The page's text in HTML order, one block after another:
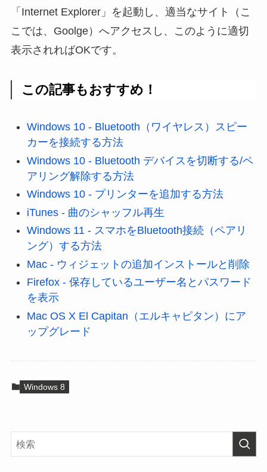
「Internet Explorer」を起動し、適当なサイト（こ
こでは、Goolge）へアクセスし、このように適切
表示されればOKです。
この記事もおすすめ！
Windows 10 - Bluetooth（ワイヤレス）スピー
カーを接続する方法
Windows 10 - Bluetooth デバイスを切断する/ペ
アリング解除する方法
Windows 10 - プリンターを追加する方法
iTunes - 曲のシャッフル再生
Windows 11 - スマホをBluetooth接続（ペアリ
ング）する方法
Mac - ウィジェットの追加インストールと削除
Firefox - 保存しているユーザー名とパスワード
を表示
Mac OS X El Capitan（エルキャピタン）にア
ップグレード
Windows 8